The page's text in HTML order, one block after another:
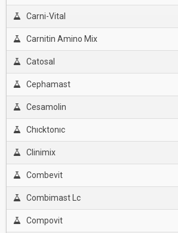
Carni-Vital
Carnitin Amino Mix
Catosal
Cephamast
Cesamolin
Chıcktonıc
Clinimix
Combevit
Combimast Lc
Compovit